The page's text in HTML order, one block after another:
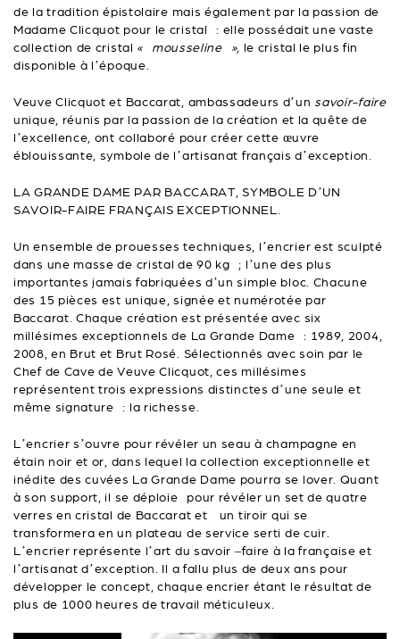
de la tradition épistolaire mais également par la passion de
Madame Clicquot pour le cristal : elle possédait une vaste
collection de cristal « mousseline », le cristal le plus fin
disponible à l’époque.
Veuve Clicquot et Baccarat, ambassadeurs d’un savoir-faire
unique, réunis par la passion de la création et la quête de
l’excellence, ont collaboré pour créer cette œuvre
éblouissante, symbole de l’artisanat français d’exception.
LA GRANDE DAME PAR BACCARAT, SYMBOLE D’UN
SAVOIR-FAIRE FRANÇAIS EXCEPTIONNEL.
Un ensemble de prouesses techniques, l’encrier est sculpté
dans une masse de cristal de 90 kg ; l’une des plus
importantes jamais fabriquées d’un simple bloc. Chacune
des 15 pièces est unique, signée et numérotée par
Baccarat. Chaque création est présentée avec six
millésimes exceptionnels de La Grande Dame : 1989, 2004,
2008, en Brut et Brut Rosé. Sélectionnés avec soin par le
Chef de Cave de Veuve Clicquot, ces millésimes
représentent trois expressions distinctes d’une seule et
même signature : la richesse.
L’encrier s’ouvre pour révéler un seau à champagne en
étain noir et or, dans lequel la collection exceptionnelle et
inédite des cuvées La Grande Dame pourra se lover. Quant
à son support, il se déploie pour révéler un set de quatre
verres en cristal de Baccarat et un tiroir qui se
transformera en un plateau de service serti de cuir.
L’encrier représente l’art du savoir –faire à la française et
l’artisanat d’exception. Il a fallu plus de deux ans pour
développer le concept, chaque encrier étant le résultat de
plus de 1000 heures de travail méticuleux.